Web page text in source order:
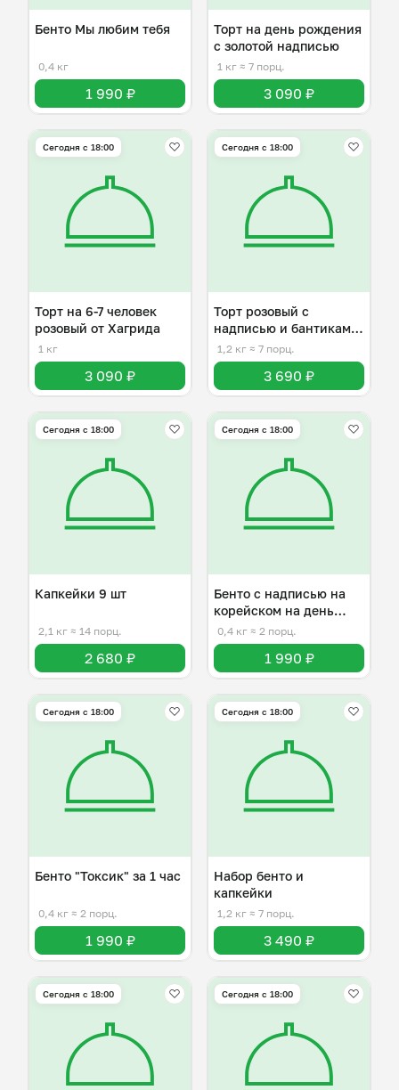
Бенто Мы любим тебя
0,4 кг
1 990 ₽
Торт на день рождения
с золотой надписью
1 кг ≈ 7 порц.
3 090 ₽
Сегодня с 18:00
Торт на 6-7 человек
розовый от Хагрида
1 кг
3 090 ₽
Сегодня с 18:00
Торт розовый с
надписью и бантиками
на 6-7 человек
1,2 кг ≈ 7 порц.
3 690 ₽
Сегодня с 18:00
Капкейки 9 шт
2,1 кг ≈ 14 порц.
2 680 ₽
Сегодня с 18:00
Бенто с надписью на
корейском на день
рождения
0,4 кг ≈ 2 порц.
1 990 ₽
Сегодня с 18:00
Бенто "Токсик" за 1 час
0,4 кг ≈ 2 порц.
1 990 ₽
Сегодня с 18:00
Набор бенто и
капкейки
1,2 кг ≈ 7 порц.
3 490 ₽
Сегодня с 18:00 Сегодня с 18:00